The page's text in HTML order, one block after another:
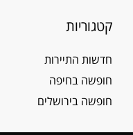
קטגוריות
חדשות התיירות
חופשה בחיפה
חופשה בירושלים